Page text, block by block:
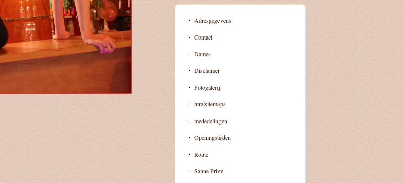
Adresgegevens
Contact
Dames
Disclaimer
Fotogalerij
htmlsitemaps
mededelingen
Openingstijden
Route
Sanne Prive